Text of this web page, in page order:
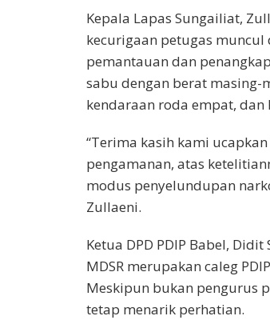
Kepala Lapas Sungailiat,
kecurigaan petugas muncul
pemantauan dan
sabu dengan berat masing-
kendaraan roda empat, dan
“Terima kasih kami
pengamanan, atas
modus penyelundupan
Zullaeni.
Ketua DPD PDIP Babel,
MDSR merupakan caleg
Meskipun bukan pengurus
tetap menarik perhatian.